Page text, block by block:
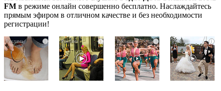
FM в режиме онлайн совершенно бесплатно. Наслаждайтесь
прямым эфиром в отличном качестве и без необходимости
регистрации!
i
Ногти
будут
чистыми!
Домашний
метод
i
Королева
вагона
отожгла!
Видео
i
Ржу
переставая,
это
видео
i